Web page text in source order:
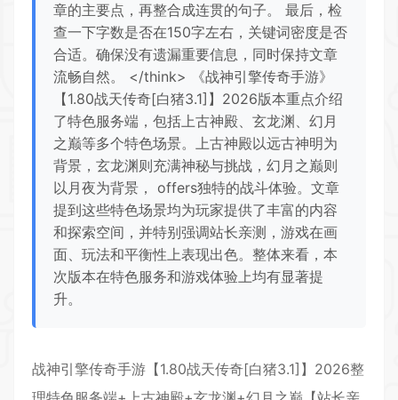
章的主要点，再整合成连贯的句子。 最后，检
查一下字数是否在150字左右，关键词密度是否
合适。确保没有遗漏重要信息，同时保持文章
流畅自然。 </think> 《战神引擎传奇手游》
【1.80战天传奇[白猪3.1]】2026版本重点介绍
了特色服务端，包括上古神殿、玄龙渊、幻月
之巅等多个特色场景。上古神殿以远古神明为
背景，玄龙渊则充满神秘与挑战，幻月之巅则
以月夜为背景， offers独特的战斗体验。文章
提到这些特色场景均为玩家提供了丰富的内容
和探索空间，并特别强调站长亲测，游戏在画
面、玩法和平衡性上表现出色。整体来看，本
次版本在特色服务和游戏体验上均有显著提
升。
战神引擎传奇手游【1.80战天传奇[白猪3.1]】2026整